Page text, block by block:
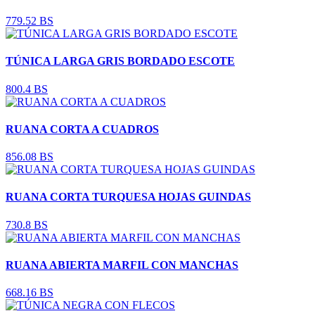
779.52 BS
TÚNICA LARGA GRIS BORDADO ESCOTE
800.4 BS
RUANA CORTA A CUADROS
856.08 BS
RUANA CORTA TURQUESA HOJAS GUINDAS
730.8 BS
RUANA ABIERTA MARFIL CON MANCHAS
668.16 BS